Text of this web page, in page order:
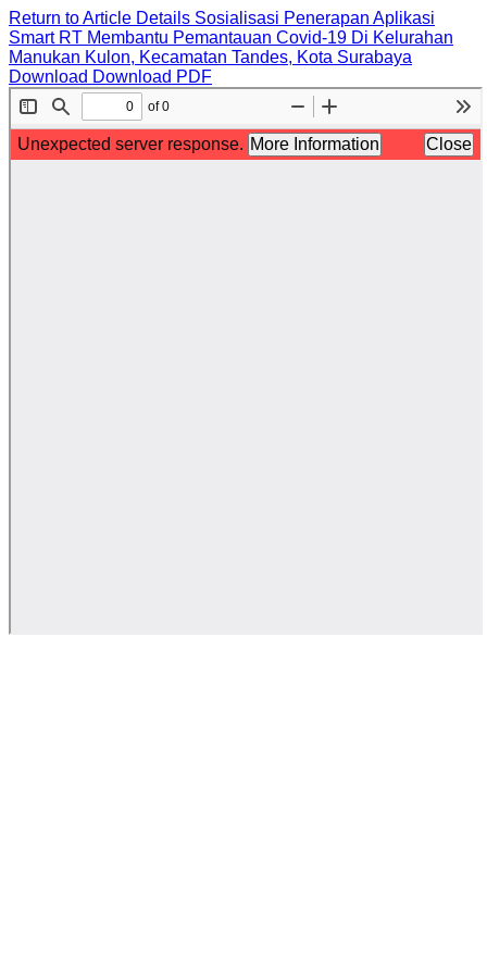
Return to Article Details Sosialisasi Penerapan Aplikasi
Smart RT Membantu Pemantauan Covid-19 Di Kelurahan
Manukan Kulon, Kecamatan Tandes, Kota Surabaya
Download Download PDF